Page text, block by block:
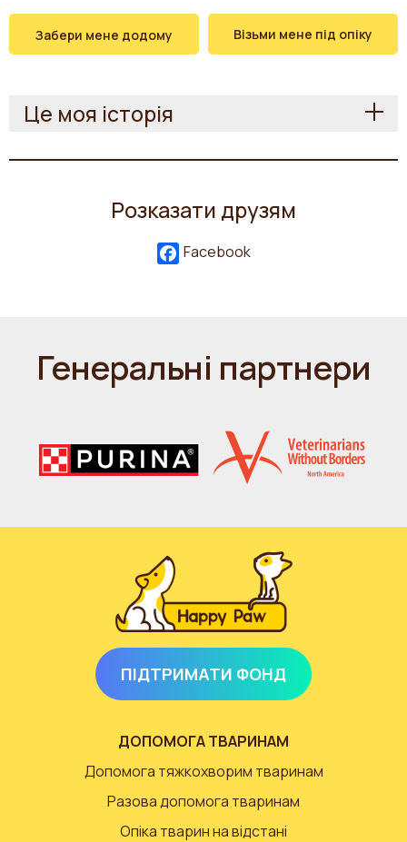
Забери мене додому Візьми мене під опіку
Це моя історія
Розказати друзям
Facebook
Генеральні партнери
ПІДТРИМАТИ ФОНД
ДОПОМОГА ТВАРИНАМ
Допомога тяжкохворим тваринам
Разова допомога тваринам
Опіка тварин на відстані